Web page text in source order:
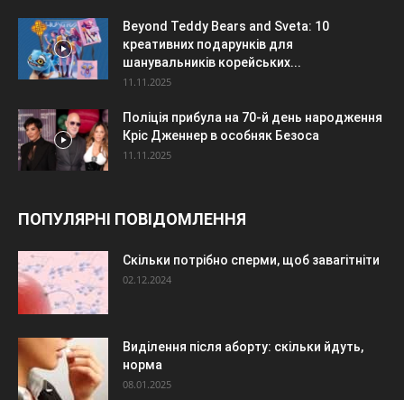
Beyond Teddy Bears and Sveta: 10
креативних подарунків для
шанувальників корейських...
11.11.2025
Поліція прибула на 70-й день народження
Кріс Дженнер в особняк Безоса
11.11.2025
ПОПУЛЯРНІ ПОВІДОМЛЕННЯ
Скільки потрібно сперми, щоб завагітніти
02.12.2024
Виділення після аборту: скільки йдуть,
норма
08.01.2025